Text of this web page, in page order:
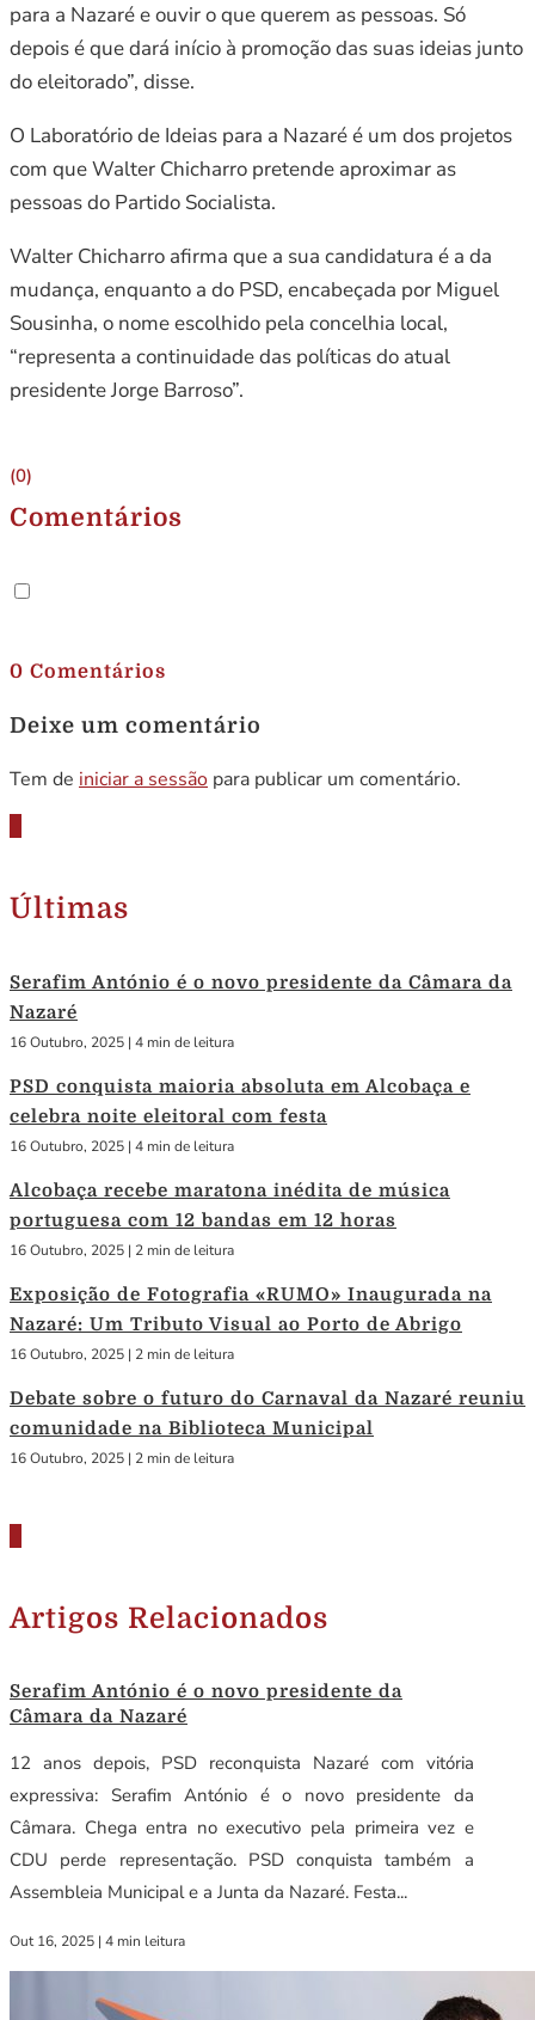
para a Nazaré e ouvir o que querem as pessoas. Só
depois é que dará início à promoção das suas ideias junto
do eleitorado”, disse.
O Laboratório de Ideias para a Nazaré é um dos projetos
com que Walter Chicharro pretende aproximar as
pessoas do Partido Socialista.
Walter Chicharro afirma que a sua candidatura é a da
mudança, enquanto a do PSD, encabeçada por Miguel
Sousinha, o nome escolhido pela concelhia local,
“representa a continuidade das políticas do atual
presidente Jorge Barroso”.
(0)
Comentários
0 Comentários
Deixe um comentário
Tem de iniciar a sessão para publicar um comentário.
Últimas
Serafim António é o novo presidente da Câmara da
Nazaré
16 Outubro, 2025 | 4 min de leitura
PSD conquista maioria absoluta em Alcobaça e
celebra noite eleitoral com festa
16 Outubro, 2025 | 4 min de leitura
Alcobaça recebe maratona inédita de música
portuguesa com 12 bandas em 12 horas
16 Outubro, 2025 | 2 min de leitura
Exposição de Fotografia «RUMO» Inaugurada na
Nazaré: Um Tributo Visual ao Porto de Abrigo
16 Outubro, 2025 | 2 min de leitura
Debate sobre o futuro do Carnaval da Nazaré reuniu
comunidade na Biblioteca Municipal
16 Outubro, 2025 | 2 min de leitura
Artigos Relacionados
Serafim António é o novo presidente da
Câmara da Nazaré
12 anos depois, PSD reconquista Nazaré com vitória
expressiva: Serafim António é o novo presidente da
Câmara. Chega entra no executivo pela primeira vez e
CDU perde representação. PSD conquista também a
Assembleia Municipal e a Junta da Nazaré. Festa...
Out 16, 2025 | 4 min leitura